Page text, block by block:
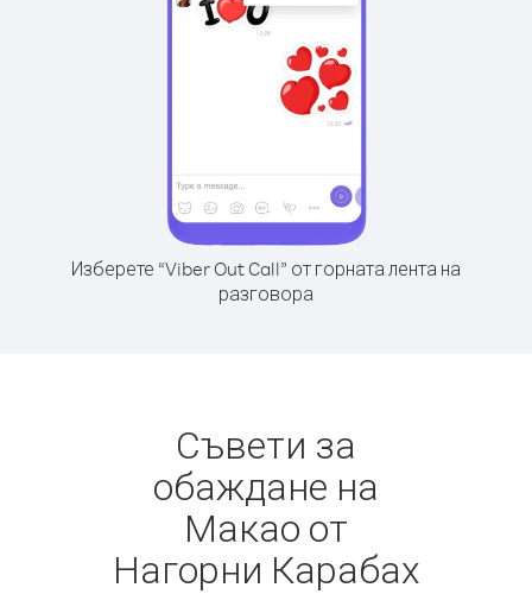
Изберете “Viber Out Call” от горната лента на
разговора
Съвети за
обаждане на
Макао от
Нагорни Карабах